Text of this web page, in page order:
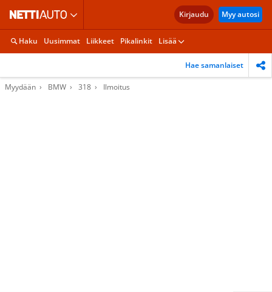
Kirjaudu Myy autosi
Haku Uusimmat Liikkeet Pikalinkit Lisää
Hae samanlaiset
Myydään BMW 318 Ilmoitus